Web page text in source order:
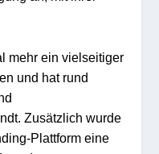
mehr ein vielseitiger
und hat rund
Zusätzlich wurde
Plattform eine